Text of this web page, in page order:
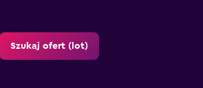
Szukaj ofert (lot)